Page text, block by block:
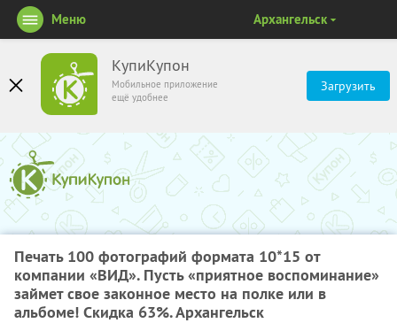
КупиКупон
Мобильное приложение
ещё удобнее
Загрузить
Меню Архангельск
Печать 100 фотографий формата 10*15 от
компании «ВИД». Пусть «приятное воспоминание»
займет свое законное место на полке или в
альбоме! Скидка 63%. Архангельск